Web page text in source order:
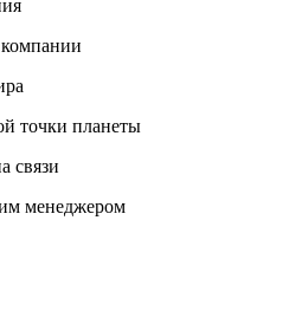
точки планеты
менеджером